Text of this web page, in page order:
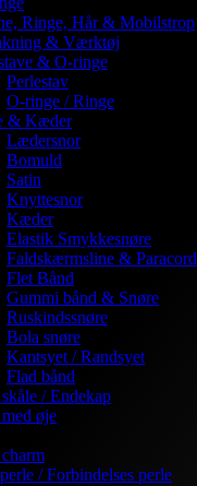
Ringe, Hår & Mobilstrop
& Værktøj
& O-ringe
Perlestav
O-ringe / Ringe
& Kæder
Lædersnor
Bomuld
Satin
Knyttesnor
Kæder
Elastik Smykkesnøre
Faldskærmsline & Paracord
Flet Bånd
Gummi bånd & Snøre
Ruskindssnøre
Bola snøre
Kantsyet / Randsyet
Flad bånd
/ Endekap
øje
/ Forbindelses perle